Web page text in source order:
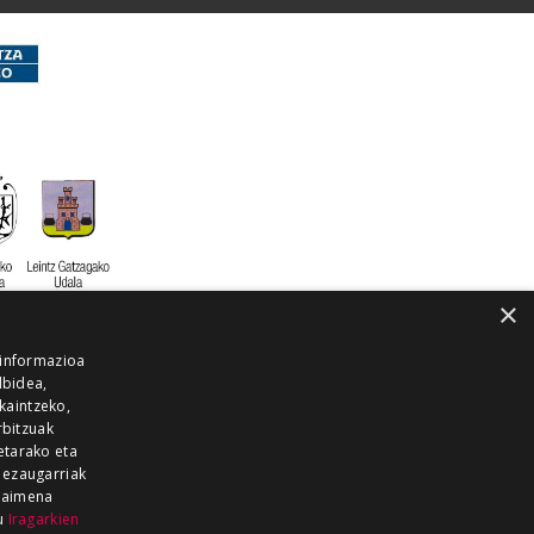
×
eta
Iragarkien